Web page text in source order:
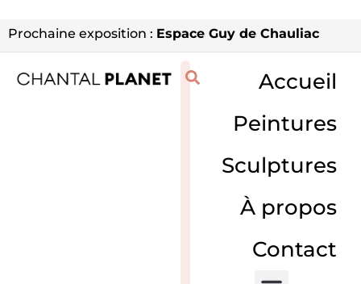
Prochaine exposition : Espace Guy de Chauliac
Accueil
Peintures
Sculptures
À propos
Contact